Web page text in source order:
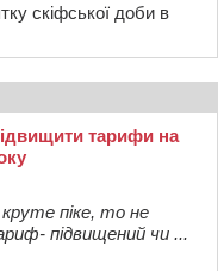
скіфської доби в
тарифи на
піке, то не
підвищений чи ...